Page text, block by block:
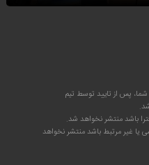
پس از تایید توسط تیم
باشد منتشر نخواهد شد.
یا غیر مرتبط باشد منتشر نخواهد